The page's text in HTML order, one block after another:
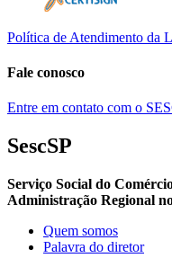
Política de Atendimento da
Fale conosco
Entre em contato com o
SescSP
Serviço Social do
Administração Regional
Quem somos
Palavra do diretor